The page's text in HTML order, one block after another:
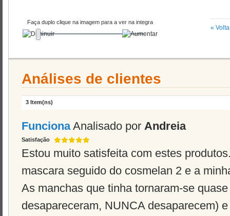
«
Faça duplo clique na imagem para a ver na integra
Análises de clientes
3 Item(ns)
FuncionaAnalisado por Andreia
Satisfação
Estou muito satisfeita com estes
mascara seguido do cosmelan 2 e a
As manchas que tinha tornaram-se
desapareceram, NUNCA desaparecem)